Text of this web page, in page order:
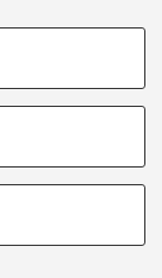
della
comportamento
2007-2026.